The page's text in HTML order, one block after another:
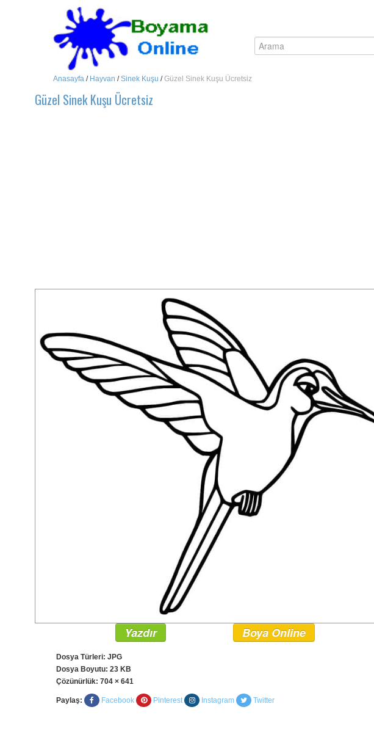
Anasayfa / Hayvan /Sinek Kuşu /Güzel Sinek Kuşu Ücretsiz
Güzel Sinek Kuşu Ücretsiz
Yazdır Boya Online
Dosya Türleri: JPG
Dosya Boyutu: 23 KB
Çözünürlük: 704 × 641
Paylaş: Facebook Pinterest Instagram Twitter